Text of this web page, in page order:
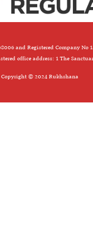
and Registered Company No
office address: 1 The
Copyright © 2024 Rukhshana